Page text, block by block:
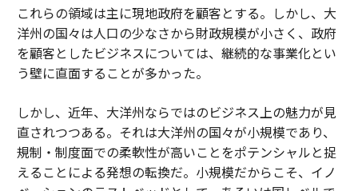
これらの領域は主に現地政府を顧客とする。しかし、大
洋州の国々は人口の少なさから財政規模が小さく、政府
を顧客としたビジネスについては、継続的な事業化とい
う壁に直面することが多かった。
しかし、近年、大洋州ならではのビジネス上の魅力が見
直されつつある。それは大洋州の国々が小規模であり、
規制・制度面での柔軟性が高いことをポテンシャルと捉
えることによる発想の転換だ。小規模だからこそ、イノ